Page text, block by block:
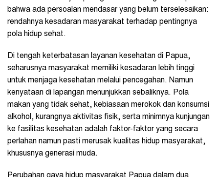
bahwa ada persoalan mendasar yang belum terselesaikan:
rendahnya kesadaran masyarakat terhadap pentingnya
pola hidup sehat.
Di tengah keterbatasan layanan kesehatan di Papua,
seharusnya masyarakat memiliki kesadaran lebih tinggi
untuk menjaga kesehatan melalui pencegahan. Namun
kenyataan di lapangan menunjukkan sebaliknya. Pola
makan yang tidak sehat, kebiasaan merokok dan konsumsi
alkohol, kurangnya aktivitas fisik, serta minimnya kunjungan
ke fasilitas kesehatan adalah faktor-faktor yang secara
perlahan namun pasti merusak kualitas hidup masyarakat,
khususnya generasi muda.